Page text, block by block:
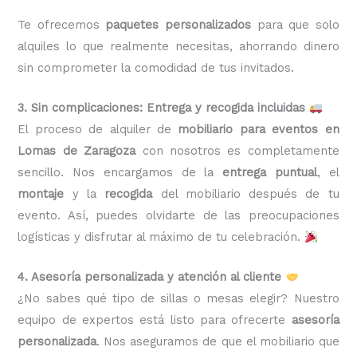
Te ofrecemos paquetes personalizados para que solo
alquiles lo que realmente necesitas, ahorrando dinero
sin comprometer la comodidad de tus invitados.
3. Sin complicaciones: Entrega y recogida incluidas
El proceso de alquiler de mobiliario para eventos en
Lomas de Zaragozacon nosotros es completamente
sencillo. Nos encargamos de la entrega puntual, el
montaje y la recogidadel mobiliario después de tu
evento. Así, puedes olvidarte de las preocupaciones
logísticas y disfrutar al máximo de tu celebración.
4. Asesoría personalizada y atención al cliente
¿No sabes qué tipo de sillas o mesas elegir? Nuestro
equipo de expertos está listo para ofrecerte asesoría
personalizada. Nos aseguramos de que el mobiliario que